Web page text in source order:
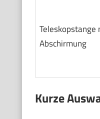
Teleskopstange
Abschirmung
Kurze